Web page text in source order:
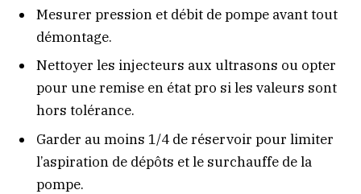
Mesurer pression et débit de pompe avant tout
démontage.
Nettoyer les injecteurs aux ultrasons ou opter
pour une remise en état pro si les valeurs sont
hors tolérance.
Garder au moins 1/4 de réservoir pour limiter
l’aspiration de dépôts et le surchauffe de la
pompe.